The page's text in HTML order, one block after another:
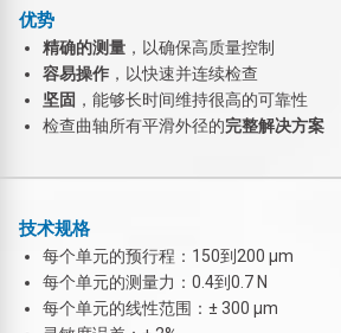
优势
精确的测量 ，以确保高质量控制
容易操作 ，以快速并连续检查
坚固 ，能够长时间维持很高的可靠性
检查曲轴所有平滑外径的完整解决方案
技术规格
每个单元的预行程：150到200 μm
每个单元的测量力：0.4到0.7 N
每个单元的线性范围：± 300 μm